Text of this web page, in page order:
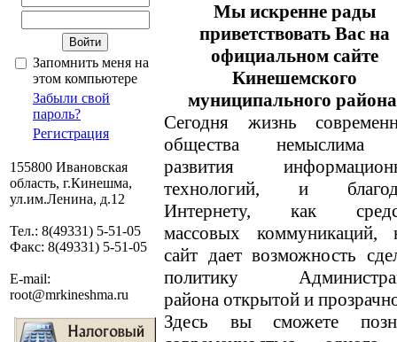
Запомнить меня на
этом компьютере
Забыли свой
пароль?
Регистрация
155800 Ивановская
область, г.Кинешма,
ул.им.Ленина, д.12
Тел.: 8(49331) 5-51-05
Факс: 8(49331) 5-51-05
E-mail:
root@mrkineshma.ru
Мы искренне рады
приветствовать Вас на
официальном сайте
Кинешемского
муниципального
Сегодня жизнь
общества немыслима
развития
технологий, и
Интернету, как
массовых коммуникаций,
сайт дает возможность
политику
района открытой и
Здесь вы сможете